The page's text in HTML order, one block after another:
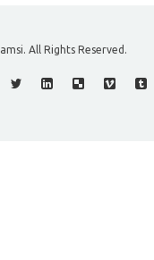
All Rights Reserved.